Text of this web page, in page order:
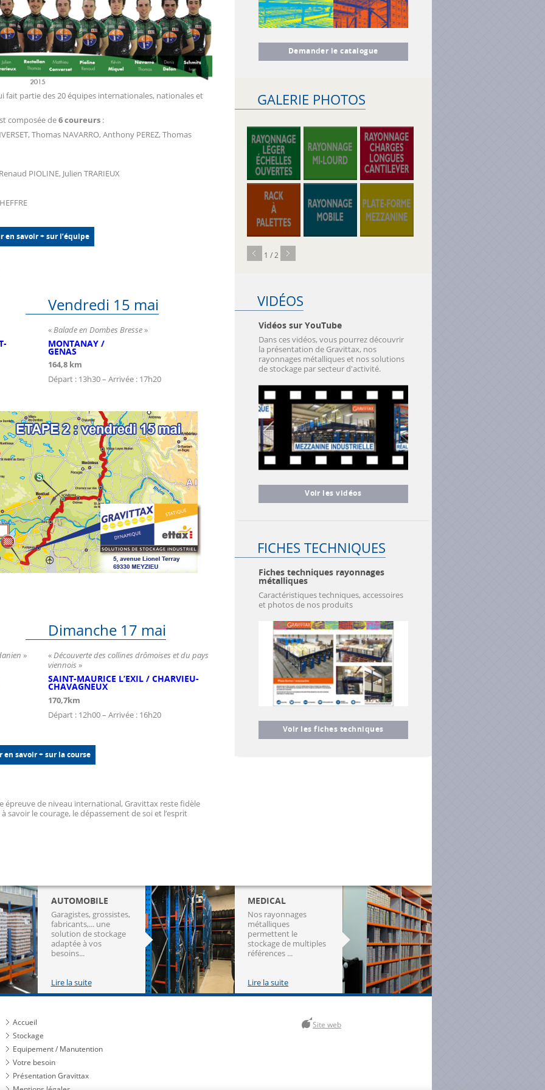
fait partie des 20 équipes internationales, nationales et
composée de6 coureurs :
Thomas NAVARRO, Anthony PEREZ, Thomas
PIOLINE, Julien TRARIEUX
en savoir + sur l’équipe
Vendredi 15 mai
« Balade en Dombes Bresse»
MONTANAY /
GENAS
164,8 km
Départ : 13h30 – Arrivée : 17h20
»
Dimanche 17 mai
«Découverte des collines drômoises et du pays
viennois »
SAINT-MAURICE L’EXIL / CHARVIEU-
CHAVAGNEUX
170,7km
Départ : 12h00 – Arrivée : 16h20
en savoir + sur la course
épreuve de niveau international, Gravittax reste fidèle
savoir le courage, le dépassement de soi et l’esprit
Demander le catalogue
GALERIE PHOTOS
1 / 2
VIDÉOS
Vidéos sur YouTube
Dans ces vidéos, vous pourrez découvrir
la présentation de Gravittax, nos
rayonnages métalliques et nos solutions
de stockage par secteur d'activité.
Voir les vidéos
FICHES TECHNIQUES
Fiches techniques rayonnages
métalliques
Caractéristiques techniques, accessoires
et photos de nos produits
Voir les fiches techniques
AUTOMOBILE
Garagistes, grossistes,
fabricants,... une
solution de stockage
adaptée à vos
besoins...
Lire la suite
MEDICAL
Nos rayonnages
métalliques
permettent le
stockage de multiples
références ...
Lire la suite
Accueil
Stockage
Equipement / Manutention
Votre besoin
Présentation Gravittax
Site web